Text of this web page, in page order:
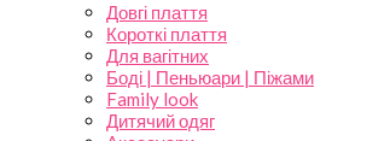
Довгі плаття
Короткі плаття
Для вагітних
Боді | Пеньюари | Піжами
Family look
Дитячий одяг